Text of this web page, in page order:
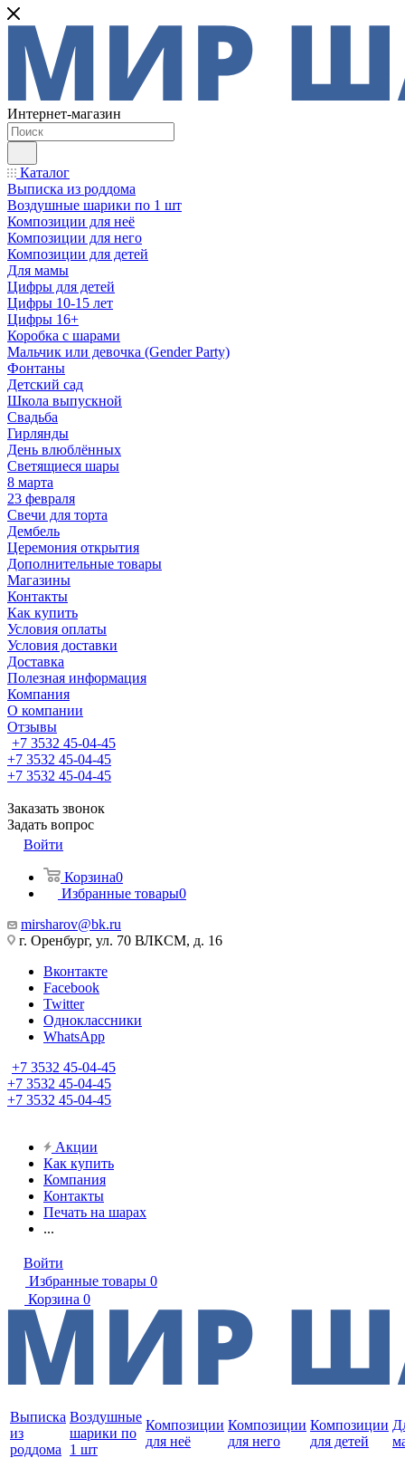
Интернет-магазин
Каталог
Выписка из роддома
Воздушные шарики по 1 шт
Композиции для неё
Композиции для него
Композиции для детей
Для мамы
Цифры для детей
Цифры 10-15 лет
Цифры 16+
Коробка с шарами
Мальчик или девочка (Gender Party)
Фонтаны
Детский сад
Школа выпускной
Свадьба
Гирлянды
День влюблённых
Светящиеся шары
8 марта
23 февраля
Свечи для торта
Дембель
Церемония открытия
Дополнительные товары
Магазины
Контакты
Как купить
Условия оплаты
Условия доставки
Доставка
Полезная информация
Компания
О компании
Отзывы
+7 3532 45-04-45
+7 3532 45-04-45
+7 3532 45-04-45
Заказать звонок
Задать вопрос
Войти
Корзина0
Избранные товары0
mirsharov@bk.ru
г. Оренбург, ул. 70 ВЛКСМ, д. 16
Вконтакте
Facebook
Twitter
Одноклассники
WhatsApp
+7 3532 45-04-45
+7 3532 45-04-45
+7 3532 45-04-45
Акции
Как купить
Компания
Контакты
Печать на шарах
...
Войти
Избранные товары 0
Корзина 0
Выписка
из
роддома
Воздушные
шарики по
1 шт
Композиции
для неё
Композиции
для него
Композиции
для детей